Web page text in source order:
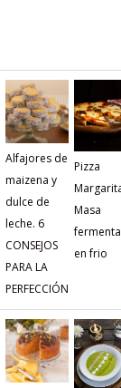
Alfajores de
maizena y
dulce de
leche. 6
CONSEJOS
PARA LA
PERFECCIÓN
Pizza
Masa
en frio